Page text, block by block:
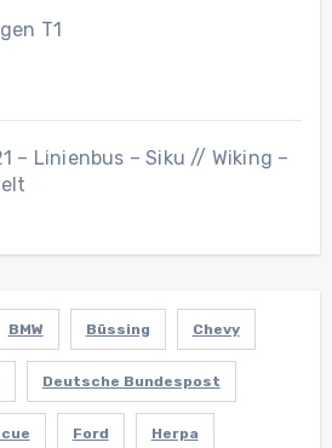
T1
– Linienbus – Siku // Wiking –
BMW Büssing Chevy
Deutsche Bundespost
Ford Herpa